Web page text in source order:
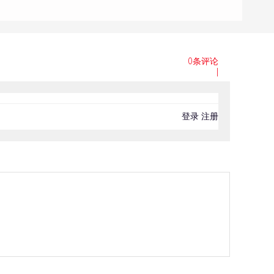
0条评论
登录 注册